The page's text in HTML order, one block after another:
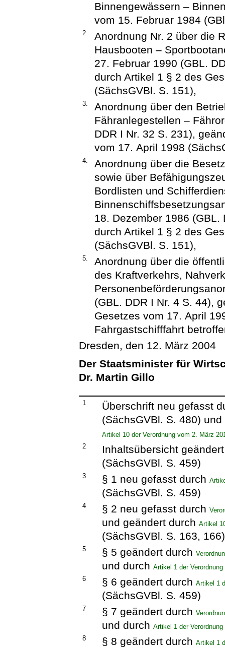
Binnengewässern –
vom 15. Februar 1984
2.
Anordnung Nr. 2 über die
Hausbooten –
27. Februar 1990 (GBL.
durch Artikel 1 § 2 des
(SächsGVBl. S. 151),
3.
Anordnung über den
Fähranlegestellen –
DDR I Nr. 32 S. 231),
vom 17. April 1998
4.
Anordnung über die
sowie über
Bordlisten und
18. Dezember 1986 (GBL.
durch Artikel 1 § 2 des
(SächsGVBl. S. 151),
5.
Anordnung über die
des Kraftverkehrs,
(GBL. DDR I Nr. 4 S. 44),
Gesetzes vom 17. April
Fahrgastschifffahrt
Dresden, den 12. März 2004
Der Staatsminister für
Dr. Martin Gillo
1
Überschrift neu gefasst
(SächsGVBl. S. 480)
Artikel 10 der Verordnung vom 2. März
2
Inhaltsübersicht
(SächsGVBl. S. 459)
3 § 1 neu gefasst durch
(SächsGVBl. S. 459)
4 § 2 neu gefasst durch
und geändert durchArtikel
(SächsGVBl. S. 163, 166)
5 § 5 geändert durch
und durchArtikel 1 der
6
§ 6 geändert durchArtikel 1
(SächsGVBl. S. 459)
7 § 7 geändert durch
und durchArtikel 1 der
8
§ 8 geändert durchArtikel 1